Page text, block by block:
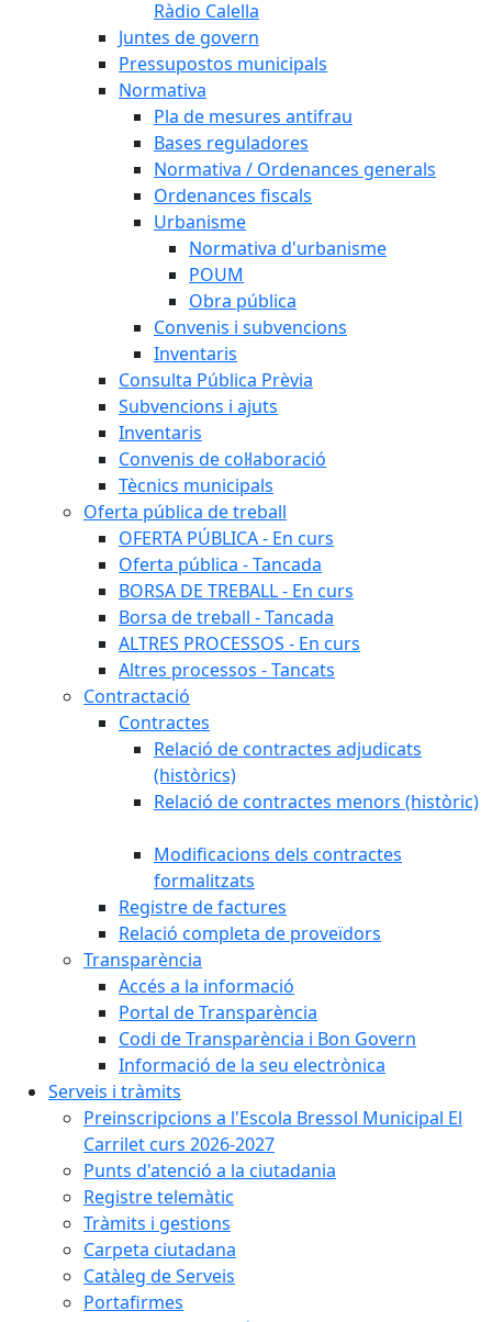
Ràdio Calella
Juntes de govern
Pressupostos municipals
Normativa
Pla de mesures antifrau
Bases reguladores
Normativa / Ordenances generals
Ordenances fiscals
Urbanisme
Normativa d'urbanisme
POUM
Obra pública
Convenis i subvencions
Inventaris
Consulta Pública Prèvia
Subvencions i ajuts
Inventaris
Convenis de col·laboració
Tècnics municipals
Oferta pública de treball
OFERTA PÚBLICA - En curs
Oferta pública - Tancada
BORSA DE TREBALL - En curs
Borsa de treball - Tancada
ALTRES PROCESSOS - En curs
Altres processos - Tancats
Contractació
Contractes
Relació de contractes adjudicats
(històrics)
Relació de contractes menors (històric)
Modificacions dels contractes
formalitzats
Registre de factures
Relació completa de proveïdors
Transparència
Accés a la informació
Portal de Transparència
Codi de Transparència i Bon Govern
Informació de la seu electrònica
Serveis i tràmits
Preinscripcions a l'Escola Bressol Municipal El
Carrilet curs 2026-2027
Punts d'atenció a la ciutadania
Registre telemàtic
Tràmits i gestions
Carpeta ciutadana
Catàleg de Serveis
Portafirmes